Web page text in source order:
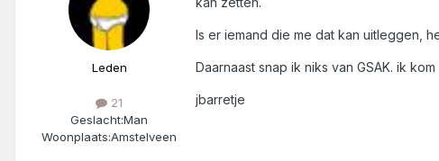
Leden
21
Geslacht:Man
Woonplaats:Amstelveen
Is er iemand die me dat kan uitleggen,
Daarnaast snap ik niks van GSAK. ik
jbarretje